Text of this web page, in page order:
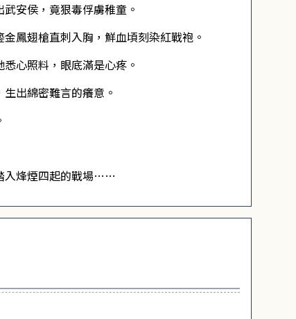
安侯，竟狠毒俘虜稚童。
鳳翅槍直刺入胸，鮮血頃刻染紅戰袍。
心照料，眼底滿是心疼。
出綿密難言的癢意。
入烽煙四起的戰場……